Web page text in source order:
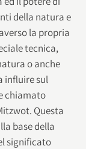
della natura e
la propria
tecnica,
o anche
influire sul
chiamato
Questa
base della
significato